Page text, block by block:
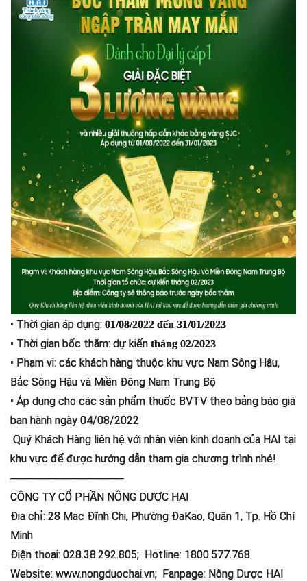
• Thời gian áp dụng: 01/08/2022 đến 31/01/2023
• Thời gian bốc thăm: dự kiến tháng 02/2023
• Phạm vi: các khách hàng thuộc khu vực Nam Sông Hậu,
Bắc Sông Hậu và Miền Đông Nam Trung Bộ
• Áp dụng cho các sản phẩm thuốc BVTV theo bảng báo giá
ban hành ngày 04/08/2022
Quý Khách Hàng liên hệ với nhân viên kinh doanh của HAI tại
khu vực để được hướng dẫn tham gia chương trình nhé!
───────────────
CÔNG TY CỔ PHẦN NÔNG DƯỢC HAI
Địa chỉ: 28 Mạc Đĩnh Chi, Phường ĐaKao, Quận 1, Tp. Hồ Chí
Minh
Điện thoại: 028.38.292.805; Hotline: 1800.577.768
Website: www.nongduochai.vn; Fanpage: Nông Dược HAI